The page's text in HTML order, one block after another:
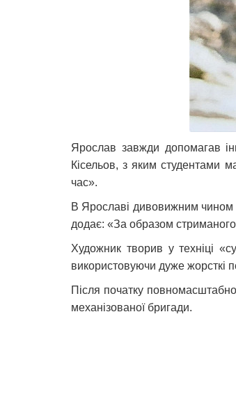
Ярослав завжди допомагав
Кісельов, з яким студентами
час».
В Ярославі дивовижним чином
додає: «За образом
Художник творив у техніці
використовуючи дуже жорсткі
Після початку
механізованої бригади.